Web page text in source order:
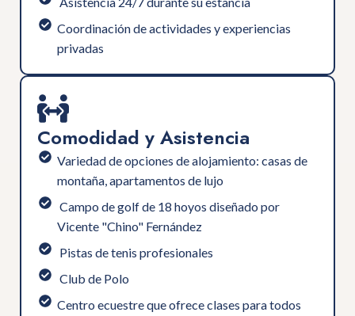
⁠Coordinación de actividades y experiencias
privadas
Comodidad y Asistencia
Variedad de opciones de alojamiento: casas de
montaña, apartamentos de lujo
⁠ ⁠Campo de golf de 18 hoyos diseñado por
Vicente "Chino" Fernández
⁠ ⁠Pistas de tenis profesionales
⁠ ⁠Club de Polo
⁠Centro ecuestre que ofrece clases para todos